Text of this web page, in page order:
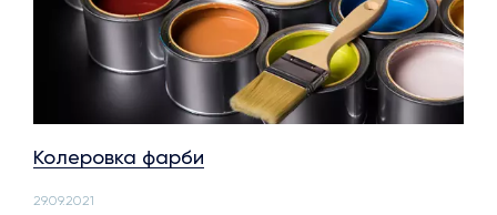
Колеровка фарби
29.09.2021